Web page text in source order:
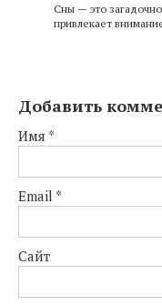
Сны — это
привлекает
Добавить
Имя *
Email *
Сайт